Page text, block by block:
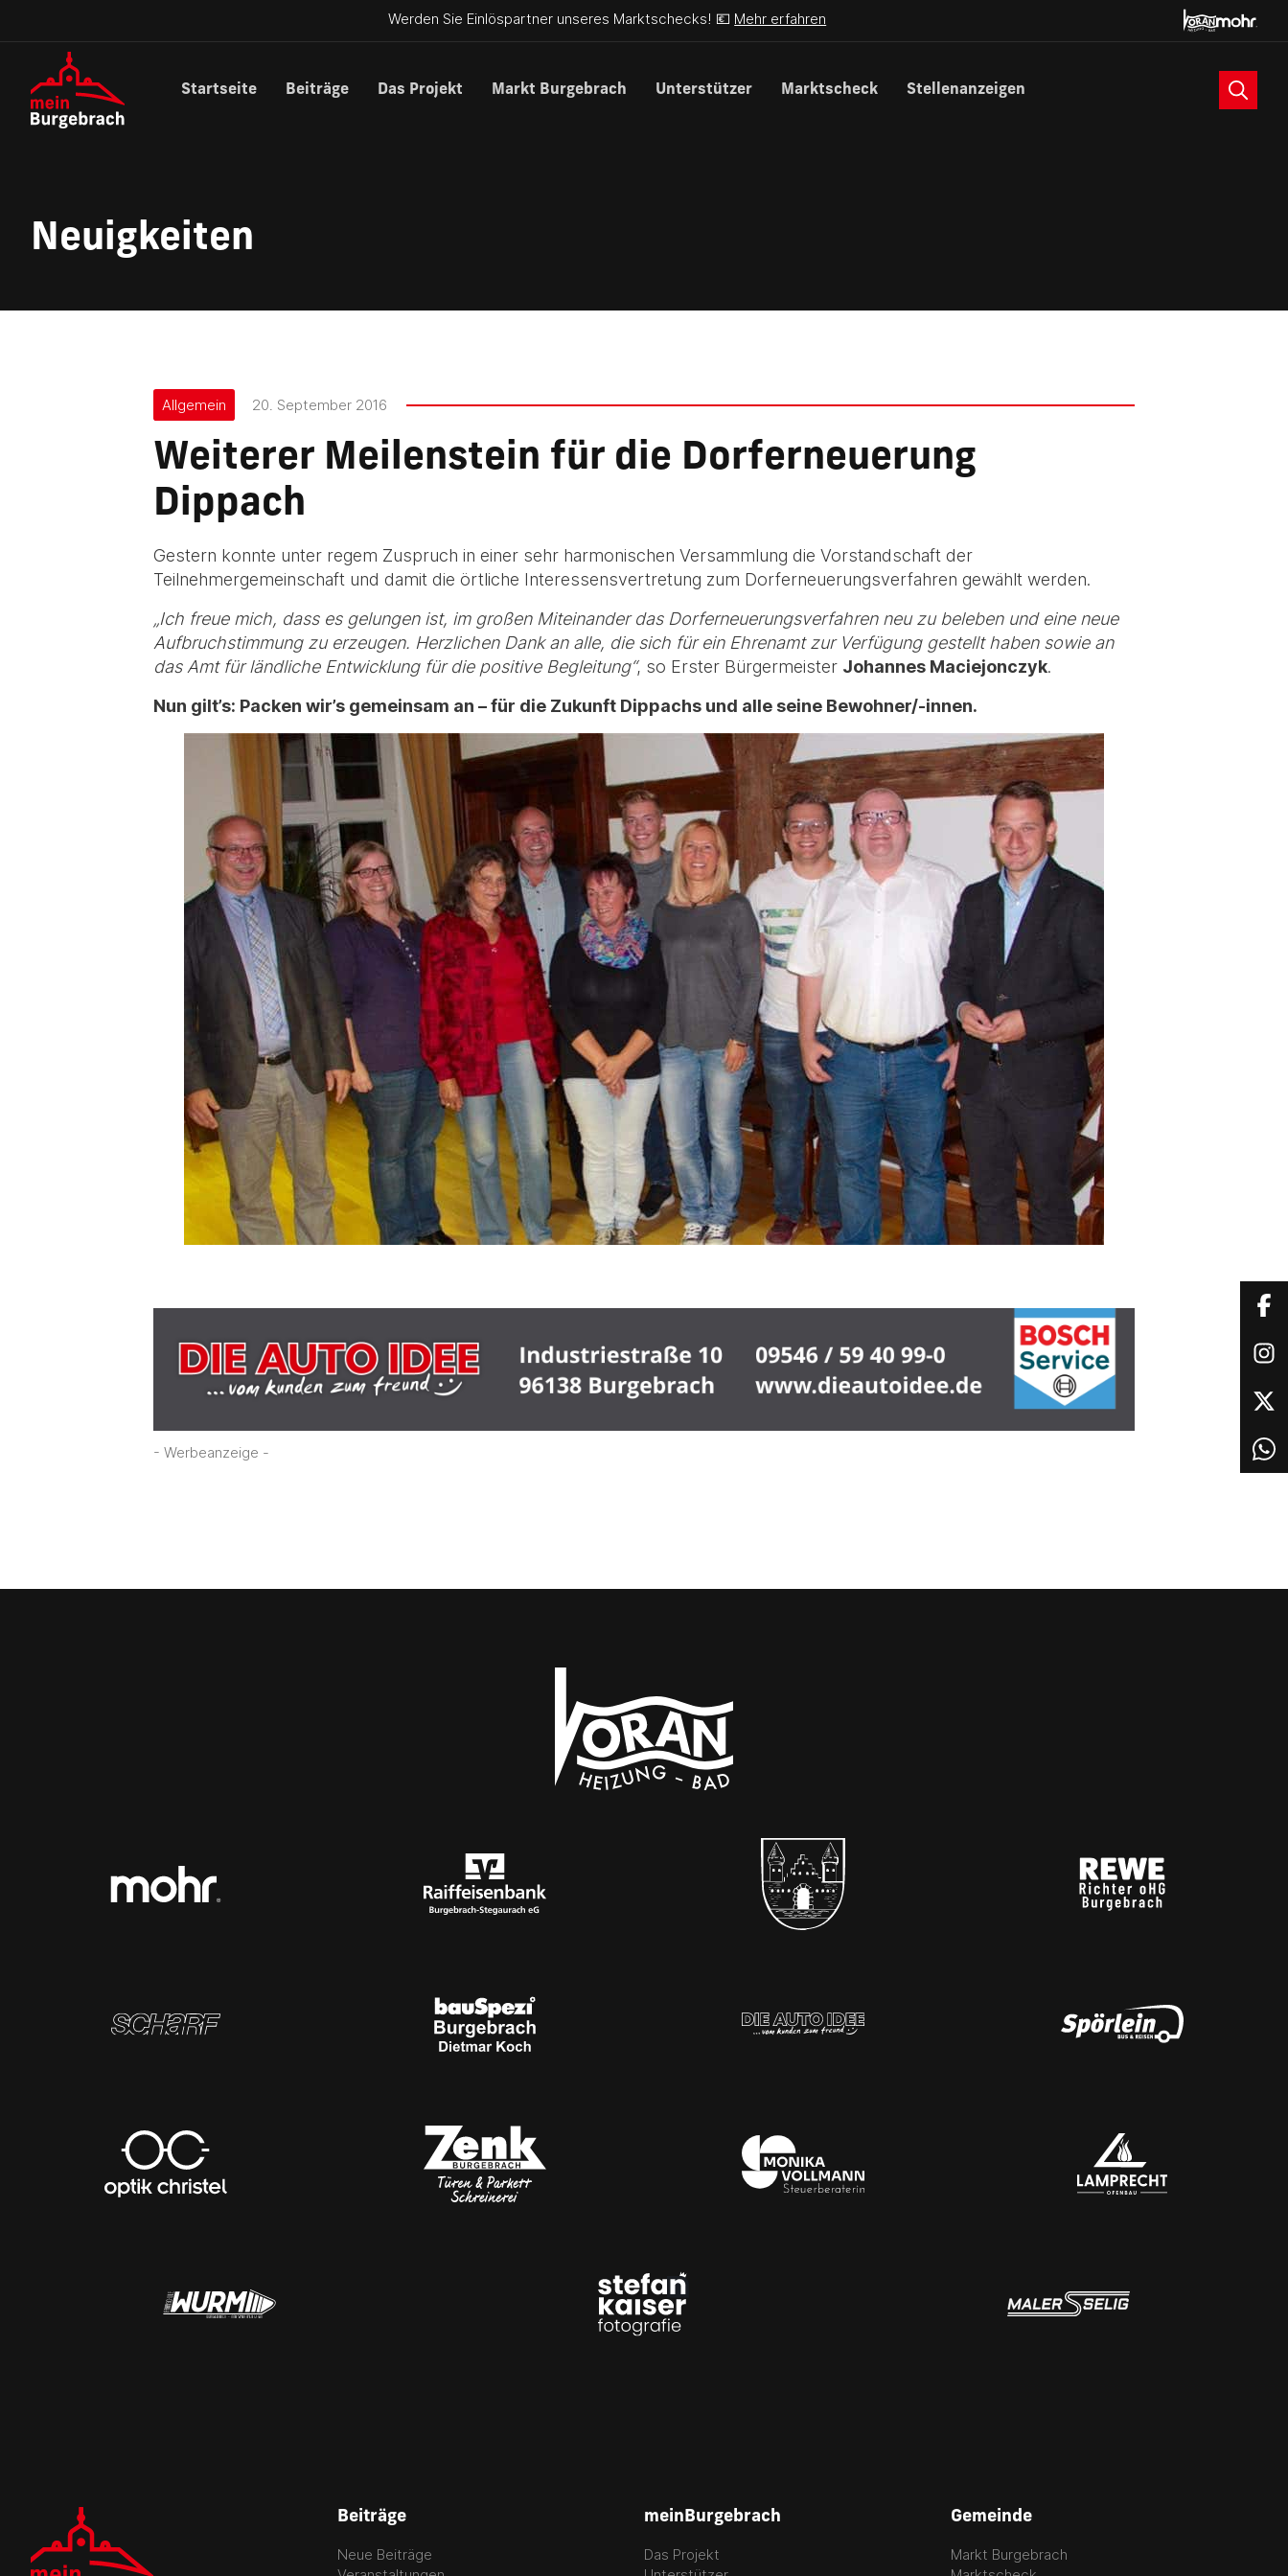
Werden Sie Einlöspartner unseres Marktschecks! 💶 Mehr erfahren
Startseite Beiträge Das Projekt Markt Burgebrach Unterstützer Marktscheck Stellenanzeigen Suche
Neuigkeiten
Allgemein 20. September 2016
Weiterer Meilenstein für die Dorferneuerung
Dippach
Gestern konnte unter regem Zuspruch in einer sehr harmonischen Versammlung die Vorstandschaft der
Teilnehmergemeinschaft und damit die örtliche Interessensvertretung zum Dorferneuerungsverfahren gewählt werden.
„Ich freue mich, dass es gelungen ist, im großen Miteinander das Dorferneuerungsverfahren neu zu beleben und eine neue
Aufbruchstimmung zu erzeugen. Herzlichen Dank an alle, die sich für ein Ehrenamt zur Verfügung gestellt haben sowie an
das Amt für ländliche Entwicklung für die positive Begleitung“, so Erster Bürgermeister Johannes Maciejonczyk.
Nun gilt’s: Packen wir’s gemeinsam an – für die Zukunft Dippachs und alle seine Bewohner/-innen.
- Werbeanzeige -
Beiträge
Neue Beiträge
meinBurgebrach
Das Projekt
Gemeinde
Markt Burgebrach